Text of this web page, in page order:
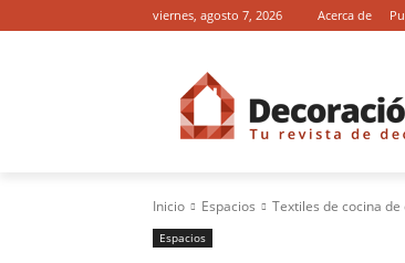
viernes, agosto 7, 2026 Acerca de
Inicio Espacios Textiles de cocina
Espacios